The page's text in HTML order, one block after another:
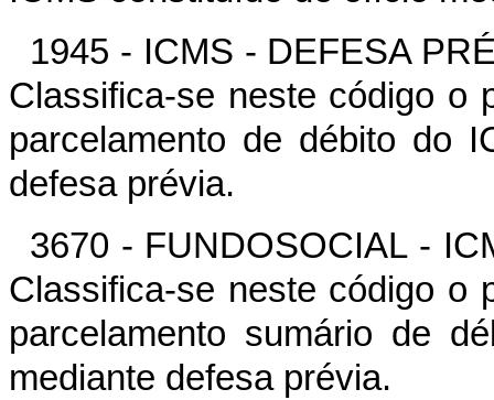
1945 - ICMS - DEFESA
Classifica-se neste código o
parcelamento de débito do
defesa prévia.
3670 - FUNDOSOCIAL -
Classifica-se neste código o
parcelamento sumário de
mediante defesa prévia.